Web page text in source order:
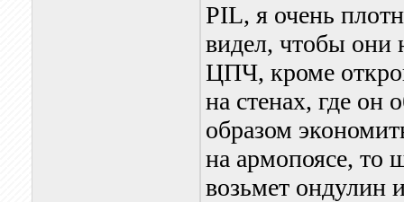
PIL, я очень
видел, чтобы они
ЦПЧ, кроме
на стенах, где он
образом
на армопоясе, то
возьмет ондулин